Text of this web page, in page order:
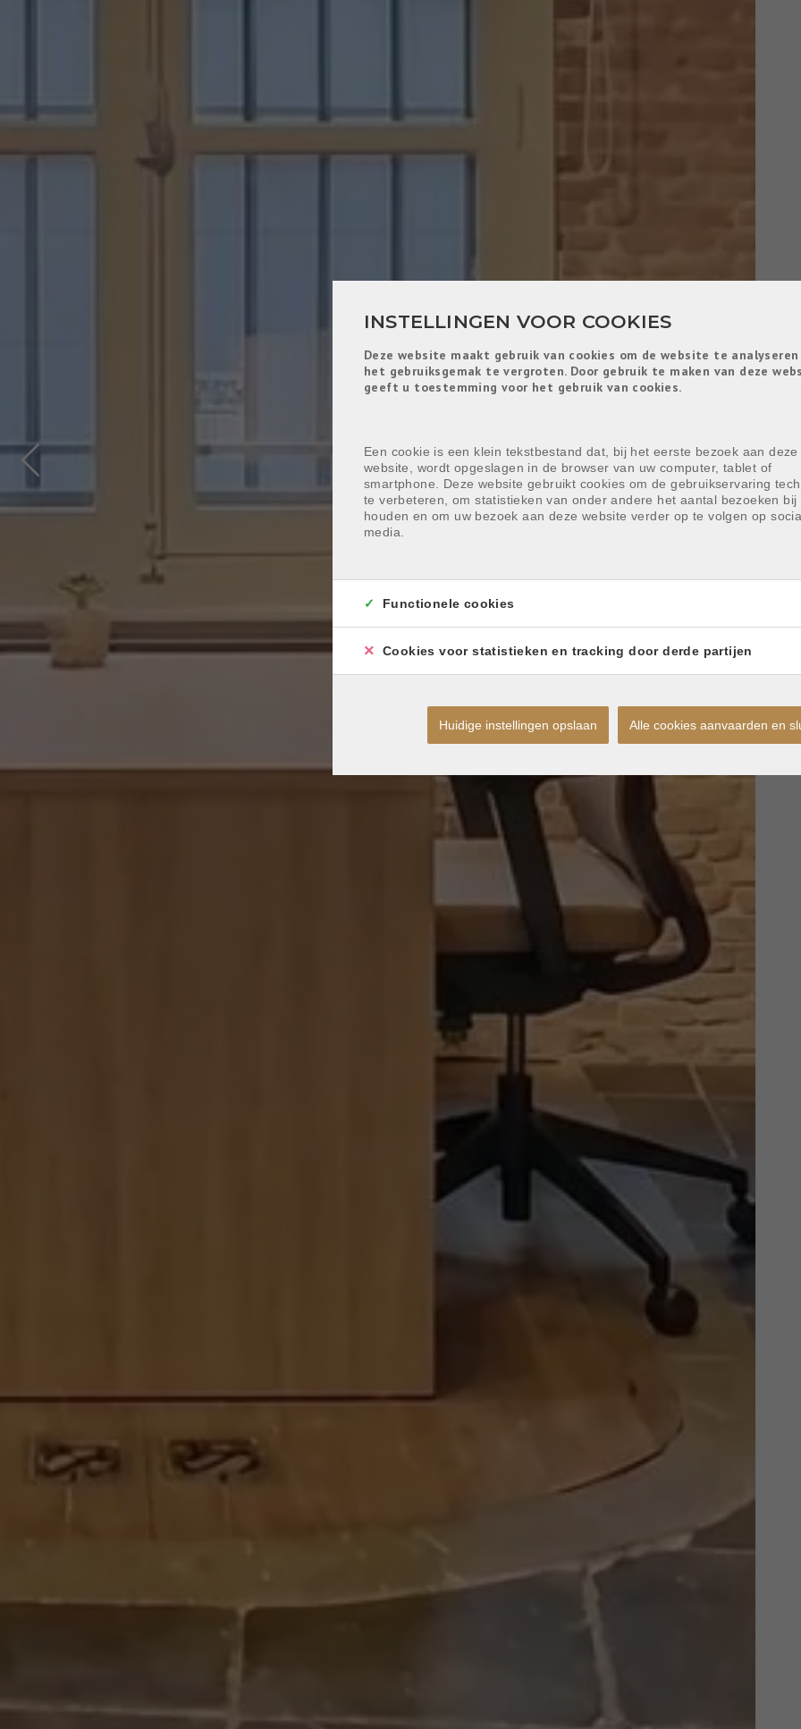
Previous
INSTELLINGEN VOOR COOKIES
Deze website maakt gebruik van cookies om de website te analyseren
het gebruiksgemak te vergroten. Door gebruik te maken van deze
geeft u toestemming voor het gebruik van cookies.
Een cookie is een klein tekstbestand dat, bij het eerste bezoek aan deze
website, wordt opgeslagen in de browser van uw computer, tablet of
smartphone. Deze website gebruikt cookies om de gebruikservaring
te verbeteren, om statistieken van onder andere het aantal bezoeken bij
houden en om uw bezoek aan deze website verder op te volgen op
media.
Functionele cookies
Cookies voor statistieken en tracking door derde partijen
Huidige instellingen opslaan Alle cookies aanvaarden en